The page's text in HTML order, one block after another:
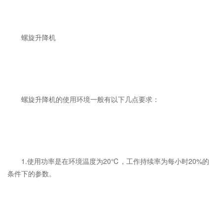
螺旋升降机
螺旋升降机的使用环境一般有以下几点要求：
1.使用功率是在环境温度为20℃，工作持续率为每小时20%的
条件下的参数。